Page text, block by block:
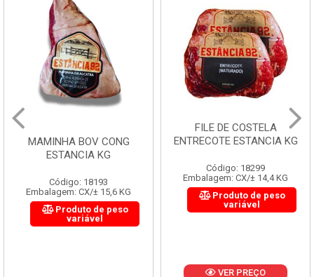
MAMINHA BOV CONG
ESTANCIA KG
Código: 18193
Embalagem: CX/± 15,6 KG
Produto de peso
variável
FILE DE COSTELA
ENTRECOTE ESTANCIA KG
Código: 18299
Embalagem: CX/± 14,4 KG
Produto de peso
variável
VER PREÇO